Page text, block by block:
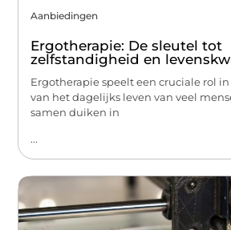
Aanbiedingen
Ergotherapie: De sleutel tot
zelfstandigheid en
Ergotherapie speelt een cruciale rol
van het dagelijks leven van veel
samen duiken in
...